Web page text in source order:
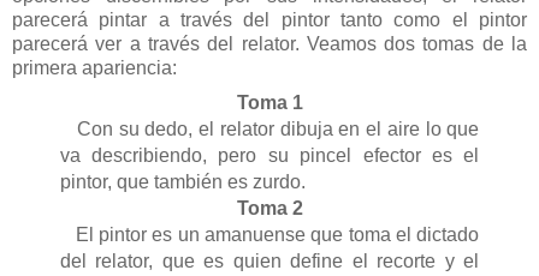
parecerá pintar a través del pintor tanto como el pintor
parecerá ver a través del relator. Veamos dos tomas de la
primera apariencia:
Toma 1
Con su dedo, el relator dibuja en el aire lo que
va describiendo, pero su pincel efector es el
pintor, que también es zurdo.
Toma 2
El pintor es un amanuense que toma el dictado
del relator, que es quien define el recorte y el